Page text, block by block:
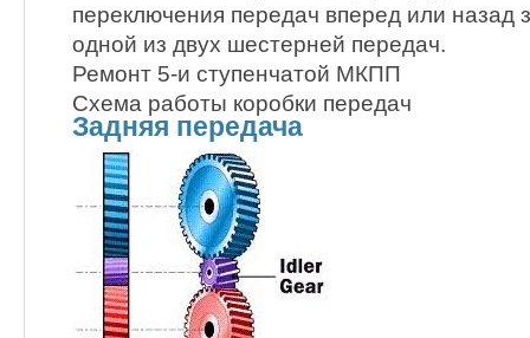
переключения передач вперед или назад
одной из двух шестерней передач.
Ремонт 5-и ступенчатой МКПП
Схема работы коробки передач
Задняя передача